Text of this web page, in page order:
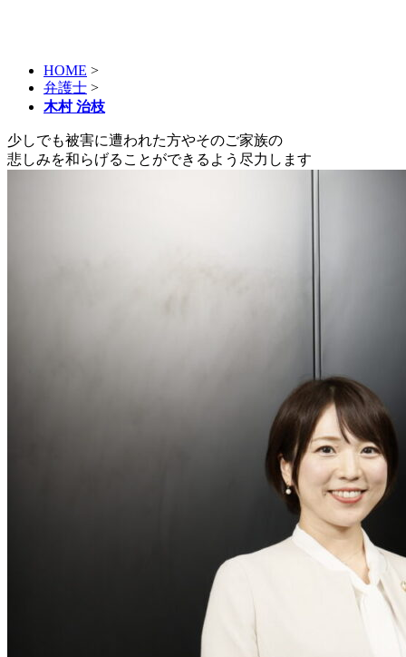
HOME >
弁護士 >
木村 治枝
少しでも被害に遭われた方やそのご家族の
悲しみを和らげることができるよう尽力します